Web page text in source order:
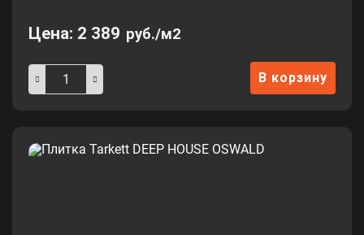
Цена: 2 389 руб./м2
В корзину